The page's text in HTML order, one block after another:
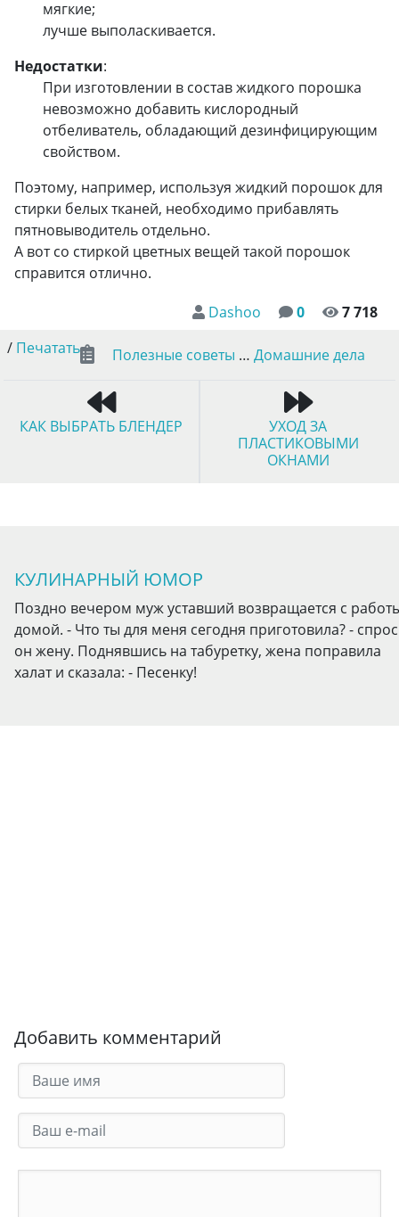
мягкие;
лучше выполаскивается.
Недостатки:
При изготовлении в состав жидкого порошка
невозможно добавить кислородный
отбеливатель, обладающий дезинфицирующим
свойством.
Поэтому, например, используя жидкий порошок для
стирки белых тканей, необходимо прибавлять
пятновыводитель отдельно.
А вот со стиркой цветных вещей такой порошок
справится отлично.
Dashoo
0
7 718
/ Печатать Полезные советы … Домашние дела
КАК ВЫБРАТЬ БЛЕНДЕР
УХОД ЗА
ПЛАСТИКОВЫМИ
ОКНАМИ
КУЛИНАРНЫЙ ЮМОР
Поздно вечером муж уставший возвращается с
домой. - Что ты для меня сегодня приготовила? -
он жену. Поднявшись на табуретку, жена поправила
халат и сказала: - Песенку!
Добавить комментарий